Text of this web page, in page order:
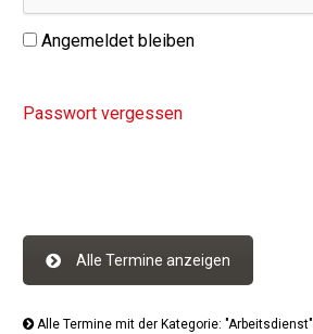
Angemeldet bleiben
Passwort vergessen
Alle Termine anzeigen
Alle Termine mit der Kategorie: "Arbeitsdienst"